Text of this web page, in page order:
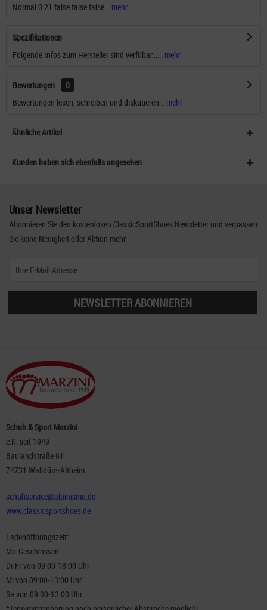
Normal 0 21 false false false...
mehr
Spezifikationen
Folgende Infos zum Hersteller sind verfübar...... mehr
Bewertungen
0
Bewertungen lesen, schreiben und diskutieren...
mehr
Ähnliche Artikel
Kunden haben sich ebenfalls angesehen
Unser Newsletter
Abonnieren Sie den kostenlosen ClassicSportShoes Newsletter und verpassen
Sie keine Neuigkeit oder Aktion mehr.
NEWSLETTER ABONNIEREN
Schuh & Sport Marzini
e.K. seit 1949
Baulandstraße 61
74731 Walldürn-Altheim
schuhservice@alpinismo.de
www.classicsportshoes.de
Ladenöffnungszeit:
Mo-Geschlossen
Di-Fr von 09:00-18:00 Uhr
Mi von 09:00-13:00 Uhr
Sa von 09:00-13:00 Uhr